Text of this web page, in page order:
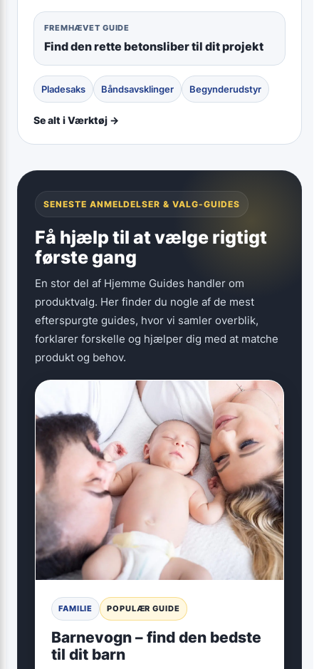
FREMHÆVET GUIDE
Find den rette betonsliber til dit projekt
Pladesaks Båndsavsklinger Begynderudstyr
Se alt i Værktøj →
SENESTE ANMELDELSER & VALG-GUIDES
Få hjælp til at vælge rigtigt
første gang
En stor del af Hjemme Guides handler om
produktvalg. Her finder du nogle af de mest
efterspurgte guides, hvor vi samler overblik,
forklarer forskelle og hjælper dig med at matche
produkt og behov.
FAMILIE POPULÆR GUIDE
Barnevogn – find den bedste
til dit barn